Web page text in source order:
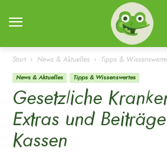
Start News & Aktuelles Tipps &
News & Aktuelles Tipps & Wissenswertes
Gesetzliche
Extras und
Kassen